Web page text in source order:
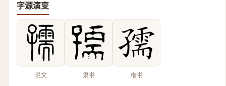
字源演变
说文 隶书 楷书